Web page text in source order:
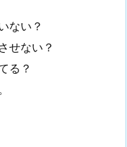
ない？
せない？
る？